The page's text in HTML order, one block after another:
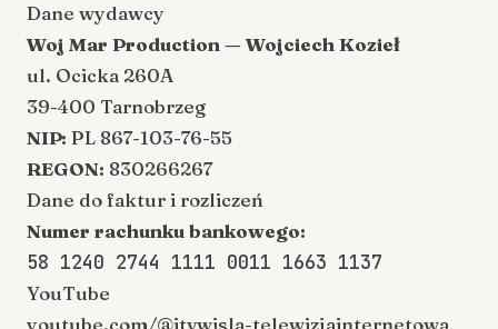
Dane wydawcy
Woj Mar Production — Wojciech Kozieł
ul. Ocicka 260A
39-400 Tarnobrzeg
NIP: PL 867-103-76-55
REGON: 830266267
Dane do faktur i rozliczeń
Numer rachunku bankowego:
58 1240 2744 1111 0011 1663 1137
YouTube
youtube.com/@itvwisla-telewizjainternetowa